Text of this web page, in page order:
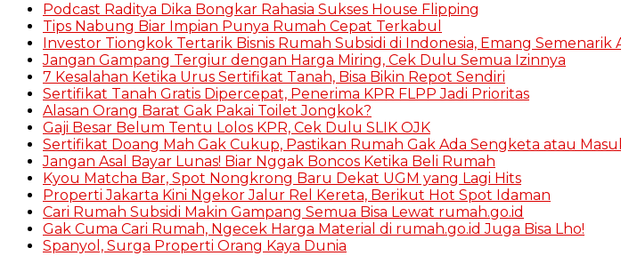
Podcast Raditya Dika Bongkar Rahasia Sukses House Flipping
Tips Nabung Biar Impian Punya Rumah Cepat Terkabul
Investor Tiongkok Tertarik Bisnis Rumah Subsidi di Indonesia, Emang Semenarik
Jangan Gampang Tergiur dengan Harga Miring, Cek Dulu Semua Izinnya
7 Kesalahan Ketika Urus Sertifikat Tanah, Bisa Bikin Repot Sendiri
Sertifikat Tanah Gratis Dipercepat, Penerima KPR FLPP Jadi Prioritas
Alasan Orang Barat Gak Pakai Toilet Jongkok?
Gaji Besar Belum Tentu Lolos KPR, Cek Dulu SLIK OJK
Sertifikat Doang Mah Gak Cukup, Pastikan Rumah Gak Ada Sengketa atau
Jangan Asal Bayar Lunas! Biar Nggak Boncos Ketika Beli Rumah
Kyou Matcha Bar, Spot Nongkrong Baru Dekat UGM yang Lagi Hits
Properti Jakarta Kini Ngekor Jalur Rel Kereta, Berikut Hot Spot Idaman
Cari Rumah Subsidi Makin Gampang Semua Bisa Lewat rumah.go.id
Gak Cuma Cari Rumah, Ngecek Harga Material di rumah.go.id Juga Bisa Lho!
Spanyol, Surga Properti Orang Kaya Dunia